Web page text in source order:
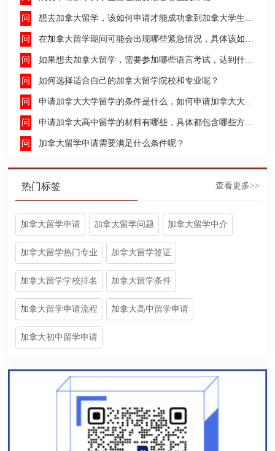
想去加拿大留学，该如何申请才能成功拿到加拿大学生签证呢？
在加拿大留学期间可能会出现哪些紧急情况，具体该如何去处理这些紧急情况呢？
如果想去加拿大留学，需要参加哪些语言考试，达到什么水平才能申请呢？
如何选择适合自己的加拿大留学院校和专业呢？
申请加拿大大学留学的条件是什么，如何申请加拿大大学留学，留学的费用及签证申请流程是什么？
申请加拿大高中留学的材料有哪些，具体都包含哪些方面呢？
加拿大留学申请需要满足什么条件呢？
热门标签 查看更多>>
加拿大留学申请 加拿大留学问题 加拿大留学中介
加拿大留学热门专业 加拿大留学签证
加拿大留学学校排名 加拿大留学条件
加拿大留学申请流程 加拿大高中留学申请
加拿大初中留学申请